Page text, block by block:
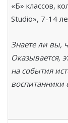
«Б» классов,
Studio», 7-14
Знаете ли вы,
Оказывается,
на события
воспитанники